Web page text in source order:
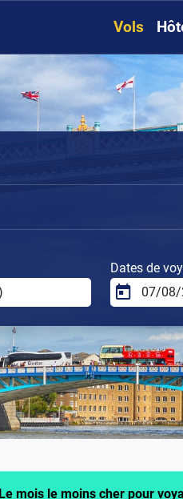
Vols
Dates de
Le mois le moins cher pour